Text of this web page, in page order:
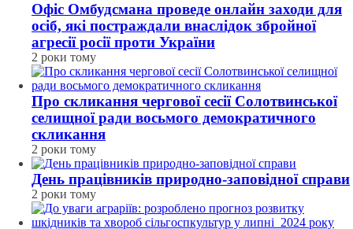
Офіс Омбудсмана проведе онлайн заходи для
осіб, які постраждали внаслідок збройної
агресії росії проти України
2 роки тому
Про скликання чергової сесії Солотвинської
селищної ради восьмого демократичного
скликання
2 роки тому
День працівників природно-заповідної справи
2 роки тому